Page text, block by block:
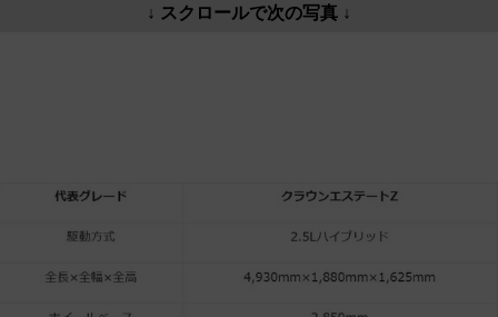
↓ スクロールで次の写真 ↓